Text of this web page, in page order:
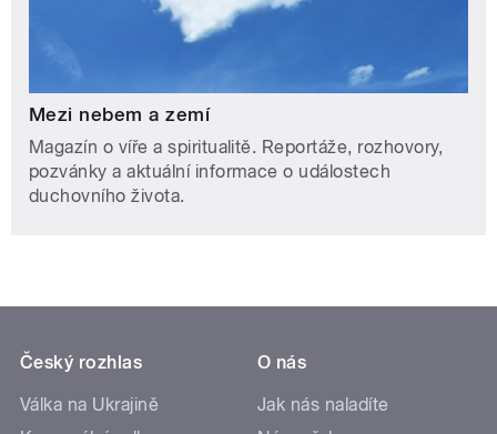
Mezi nebem a zemí
Magazín o víře a spiritualitě. Reportáže, rozhovory,
pozvánky a aktuální informace o událostech
duchovního života.
Český rozhlas
Válka na Ukrajině
O nás
Jak nás naladíte